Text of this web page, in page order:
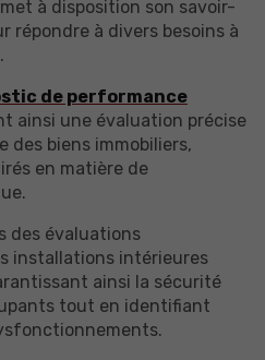
met à disposition son savoir-
répondre à divers besoins à
de performance
ainsi une évaluation précise
des biens immobiliers,
en matière de
des évaluations
installations intérieures
ainsi la sécurité
tout en identifiant